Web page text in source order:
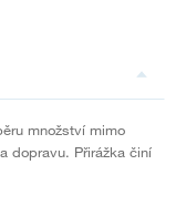
množství mimo
dopravu. Přirážka činí